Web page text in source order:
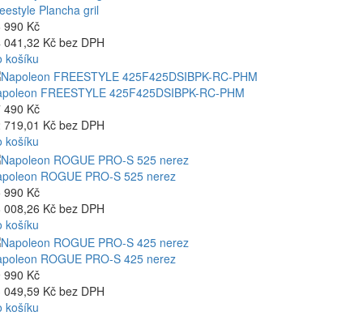
Plancha gril
990 Kč
041,32 Kč bez DPH
košíku
FREESTYLE 425F425DSIBPK-RC-PHM
490 Kč
719,01 Kč bez DPH
košíku
ROGUE PRO-S 525 nerez
990 Kč
008,26 Kč bez DPH
košíku
ROGUE PRO-S 425 nerez
990 Kč
049,59 Kč bez DPH
košíku